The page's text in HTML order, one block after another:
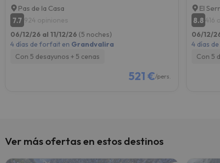
Pas de la Casa
7.7 924 opiniones
06/12/26 al 11/12/26 (5 noches)
4 días de forfait en Grandvalira
Con 5 desayunos + 5 cenas
521 €/pers.
El
8.8 416
06/12/
4 días
Con 5
Ver más ofertas en estos destinos